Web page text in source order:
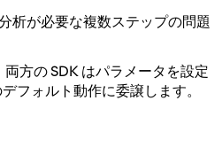
析が必要な複数ステップの問題
方の SDK はパラメータを設定
フォルト動作に委譲します。